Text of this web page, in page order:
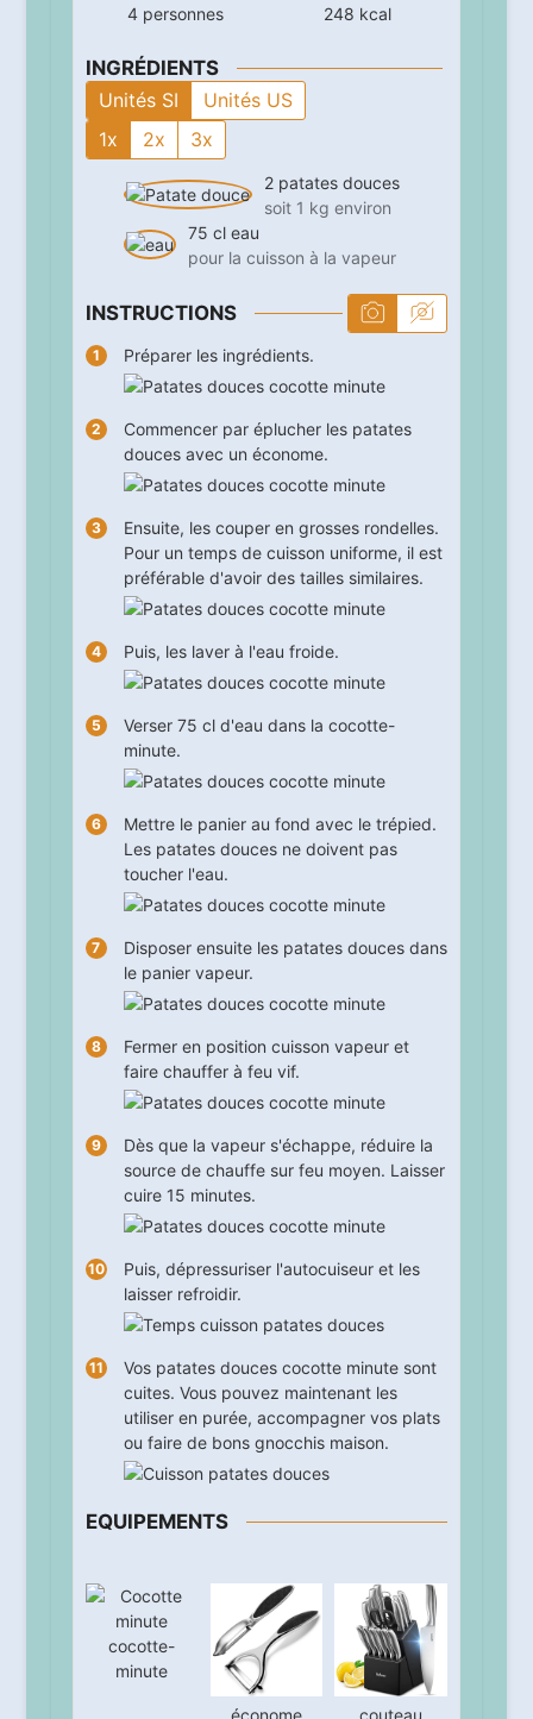
4 personnes
248 kcal
INGRÉDIENTS
Unités SI
Unités US
1x
2x 3x
2 patates douces
soit 1 kg environ
75 cl eau
pour la cuisson à la vapeur
INSTRUCTIONS
Préparer les ingrédients.
Commencer par éplucher les patates
douces avec un économe.
Ensuite, les couper en grosses rondelles.
Pour un temps de cuisson uniforme, il est
préférable d'avoir des tailles similaires.
Puis, les laver à l'eau froide.
Verser 75 cl d'eau dans la cocotte-
minute.
Mettre le panier au fond avec le trépied.
Les patates douces ne doivent pas
toucher l'eau.
Disposer ensuite les patates douces dans
le panier vapeur.
Fermer en position cuisson vapeur et
faire chauffer à feu vif.
Dès que la vapeur s'échappe, réduire la
source de chauffe sur feu moyen. Laisser
cuire 15 minutes.
Puis, dépressuriser l'autocuiseur et les
laisser refroidir.
Vos patates douces cocotte minute sont
cuites. Vous pouvez maintenant les
utiliser en purée, accompagner vos plats
ou faire de bons gnocchis maison.
EQUIPEMENTS
cocotte-
minute
économe couteau